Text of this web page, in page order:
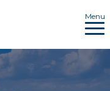
Menu